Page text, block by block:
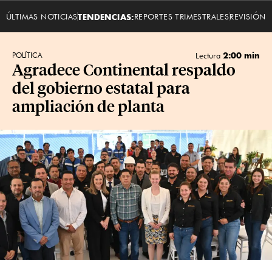
ÚLTIMAS NOTICIASTENDENCIAS:REPORTES TRIMESTRALESREVISIÓN
POLÍTICA Lectura 2:00 min
​Agradece Continental respaldo
del gobierno estatal para
ampliación de planta